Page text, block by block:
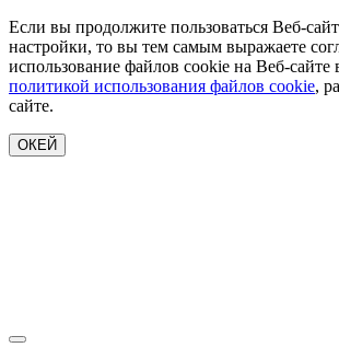
Если вы продолжите пользоваться Веб-
настройки, то вы тем самым выражаете
использование файлов cookie на Веб-сайте
политикой использования файлов cookie,
сайте.
ОКЕЙ